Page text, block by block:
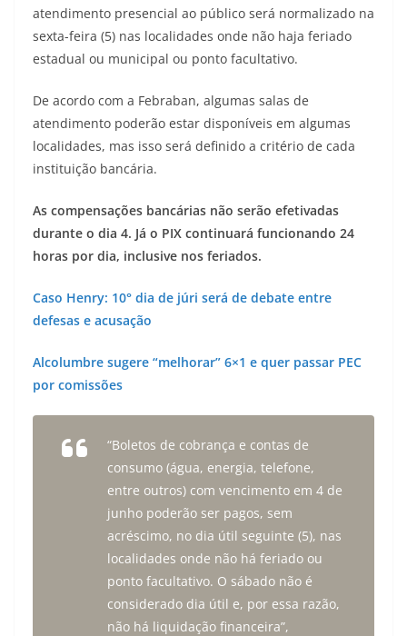
atendimento presencial ao público será normalizado na
sexta-feira (5) nas localidades onde não haja feriado
estadual ou municipal ou ponto facultativo.
De acordo com a Febraban, algumas salas de
atendimento poderão estar disponíveis em algumas
localidades, mas isso será definido a critério de cada
instituição bancária.
As compensações bancárias não serão efetivadas
durante o dia 4. Já o PIX continuará funcionando 24
horas por dia, inclusive nos feriados.
Caso Henry: 10° dia de júri será de debate entre
defesas e acusação
Alcolumbre sugere “melhorar” 6×1 e quer passar PEC
por comissões
“Boletos de cobrança e contas de
consumo (água, energia, telefone,
entre outros) com vencimento em 4 de
junho poderão ser pagos, sem
acréscimo, no dia útil seguinte (5), nas
localidades onde não há feriado ou
ponto facultativo. O sábado não é
considerado dia útil e, por essa razão,
não há liquidação financeira”,